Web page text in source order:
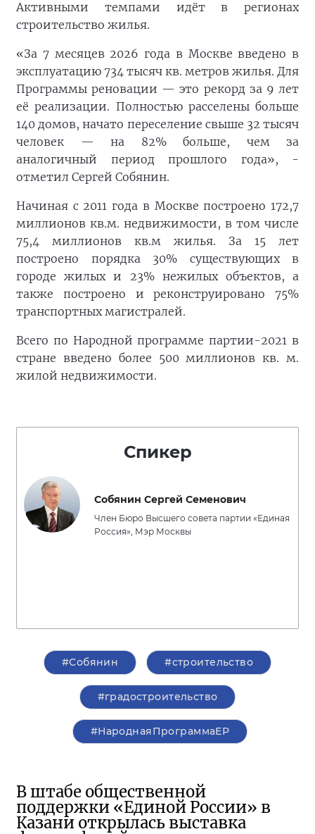
Активными темпами идёт в регионах
строительство жилья.
«За 7 месяцев 2026 года в Москве введено в
эксплуатацию 734 тысяч кв. метров жилья. Для
Программы реновации — это рекорд за 9 лет
её реализации. Полностью расселены больше
140 домов, начато переселение свыше 32 тысяч
человек — на 82% больше, чем за
аналогичный период прошлого года», -
отметил Сергей Собянин.
Начиная с 2011 года в Москве построено 172,7
миллионов кв.м. недвижимости, в том числе
75,4 миллионов кв.м жилья. За 15 лет
построено порядка 30% существующих в
городе жилых и 23% нежилых объектов, а
также построено и реконструировано 75%
транспортных магистралей.
Всего по Народной программе партии-2021 в
стране введено более 500 миллионов кв. м.
жилой недвижимости.
Спикер
Собянин Сергей Семенович
Член Бюро Высшего совета партии «Единая
Россия», Мэр Москвы
#Собянин #строительство
#градостроительство
#НароднаяПрограммаЕР
В штабе общественной
поддержки «Единой России» в
Казани открылась выставка